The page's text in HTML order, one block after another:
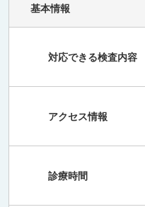
基本情報
対応できる検査内容
アクセス情報
診療時間